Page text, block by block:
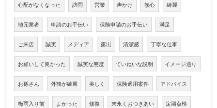
心配がなくなった 訪問 営業 声かけ 熱心 綺麗
地元業者 申請のお手伝い 保険申請のお手伝い 満足
ご来店 誠実 メディア 露出 清潔感 丁寧な仕事
お願いして良かった 誠実な態度 ていねいな説明 イメージ通り
お孫さん 外観が綺麗 美しく 保険適用案件 アドバイス
梅雨入り前 よかった 修復 末永くおつきあい 定期点検